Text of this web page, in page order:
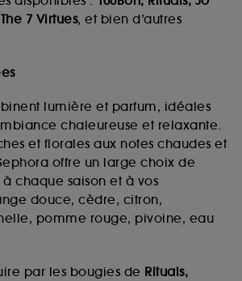
7 Virtues, et bien d’autres
lumière et parfum, idéales
chaleureuse et relaxante.
et florales aux notes chaudes et
offre un large choix de
chaque saison et à vos
douce, cèdre, citron,
pomme rouge, pivoine, eau
par les bougies de Rituals,